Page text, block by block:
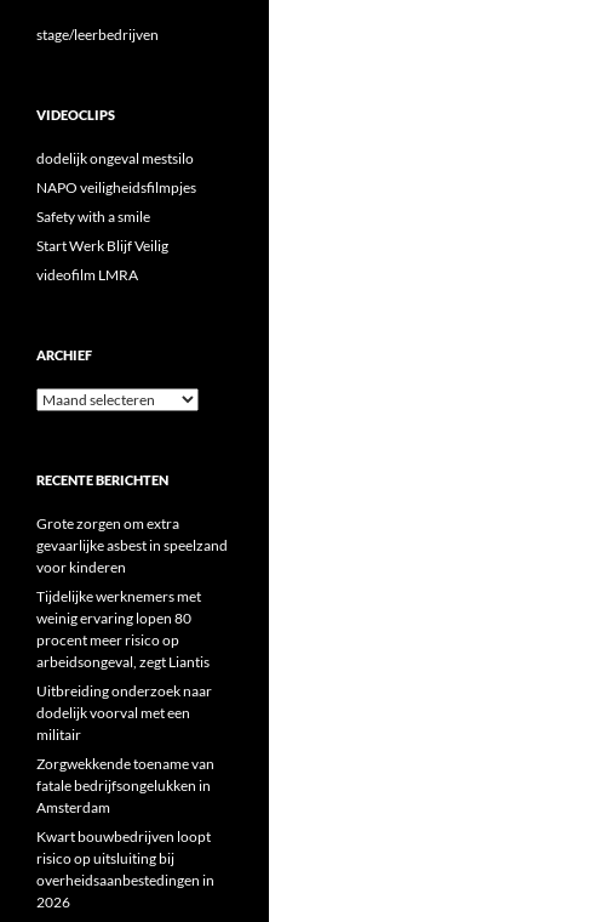
stage/leerbedrijven
VIDEOCLIPS
dodelijk ongeval mestsilo
NAPO veiligheidsfilmpjes
Safety with a smile
Start Werk Blijf Veilig
videofilm LMRA
ARCHIEF
Archief
RECENTE BERICHTEN
Grote zorgen om extra
gevaarlijke asbest in speelzand
voor kinderen
Tijdelijke werknemers met
weinig ervaring lopen 80
procent meer risico op
arbeidsongeval, zegt Liantis
Uitbreiding onderzoek naar
dodelijk voorval met een
militair
Zorgwekkende toename van
fatale bedrijfsongelukken in
Amsterdam
Kwart bouwbedrijven loopt
risico op uitsluiting bij
overheidsaanbestedingen in
2026